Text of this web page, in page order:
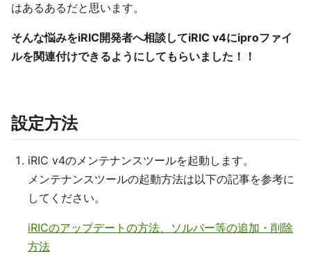
はあるあるだと思います。
そんな悩みをiRIC開発者へ相談してiRIC v4にiproファイ
ルを関連付けできるようにしてもらいました！！
設定方法
iRIC v4のメンテナンスツールを起動します。
メンテナンスツールの起動方法は以下の記事を参考に
してください。
iRICのアップデートの方法、ソルバー等の追加・削除
方法